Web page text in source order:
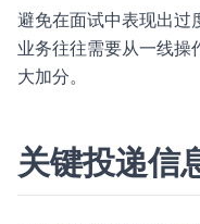
避免在面试中表现出过
业务往往需要从一线操
大加分。
关键投递信